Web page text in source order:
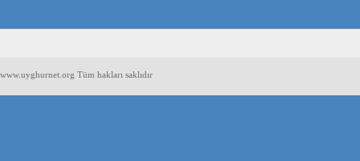
www.uyghurnet.org Tüm hakları saklıdır